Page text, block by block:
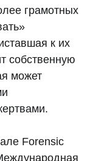
грамотных
к их
собственную
может
Forensic